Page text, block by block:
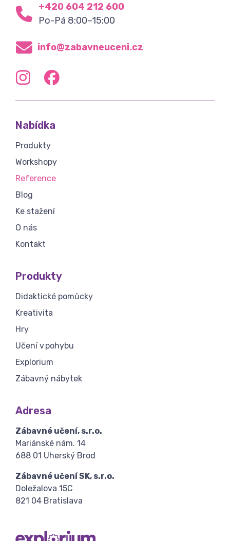
+420 604 212 600
Po-Pá 8:00–15:00
info@zabavneuceni.cz
Nabídka
Produkty
Workshopy
Reference
Blog
Ke stažení
O nás
Kontakt
Produkty
Didaktické pomůcky
Kreativita
Hry
Učení v pohybu
Explorium
Zábavný nábytek
Adresa
Zábavné učení, s.r.o.
Mariánské nám. 14
688 01 Uherský Brod
Zábavné učení SK, s.r.o.
Doležalova 15C
821 04 Bratislava